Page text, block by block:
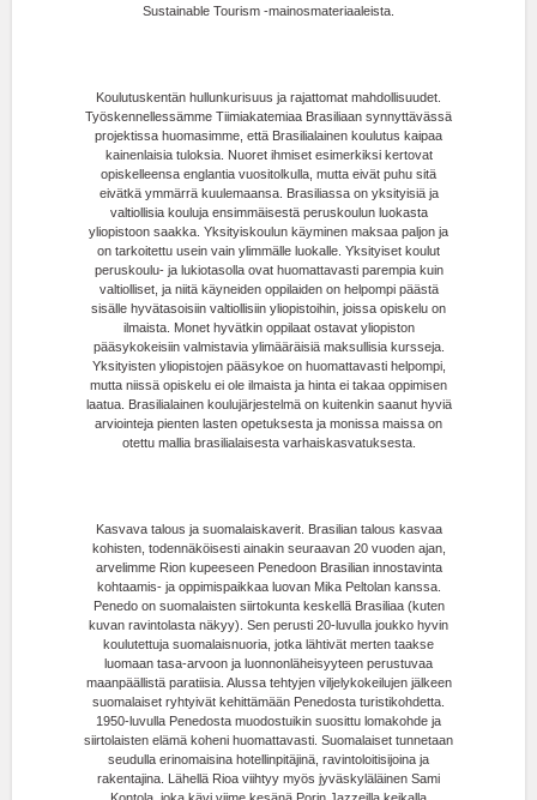
Sustainable Tourism -mainosmateriaaleista.
Koulutuskentän hullunkurisuus ja rajattomat mahdollisuudet.
Työskennellessämme Tiimiakatemiaa Brasiliaan synnyttävässä
projektissa huomasimme, että Brasilialainen koulutus kaipaa
kainenlaisia tuloksia. Nuoret ihmiset esimerkiksi kertovat
opiskelleensa englantia vuositolkulla, mutta eivät puhu sitä
eivätkä ymmärrä kuulemaansa. Brasiliassa on yksityisiä ja
valtiollisia kouluja ensimmäisestä peruskoulun luokasta
yliopistoon saakka. Yksityiskoulun käyminen maksaa paljon ja
on tarkoitettu usein vain ylimmälle luokalle. Yksityiset koulut
peruskoulu- ja lukiotasolla ovat huomattavasti parempia kuin
valtiolliset, ja niitä käyneiden oppilaiden on helpompi päästä
sisälle hyvätasoisiin valtiollisiin yliopistoihin, joissa opiskelu on
ilmaista. Monet hyvätkin oppilaat ostavat yliopiston
pääsykokeisiin valmistavia ylimääräisiä maksullisia kursseja.
Yksityisten yliopistojen pääsykoe on huomattavasti helpompi,
mutta niissä opiskelu ei ole ilmaista ja hinta ei takaa oppimisen
laatua. Brasilialainen koulujärjestelmä on kuitenkin saanut hyviä
arviointeja pienten lasten opetuksesta ja monissa maissa on
otettu mallia brasilialaisesta varhaiskasvatuksesta.
Kasvava talous ja suomalaiskaverit. Brasilian talous kasvaa
kohisten, todennäköisesti ainakin seuraavan 20 vuoden ajan,
arvelimme Rion kupeeseen Penedoon Brasilian innostavinta
kohtaamis- ja oppimispaikkaa luovan Mika Peltolan kanssa.
Penedo on suomalaisten siirtokunta keskellä Brasiliaa (kuten
kuvan ravintolasta näkyy). Sen perusti 20-luvulla joukko hyvin
koulutettuja suomalaisnuoria, jotka lähtivät merten taakse
luomaan tasa-arvoon ja luonnonläheisyyteen perustuvaa
maanpäällistä paratiisia. Alussa tehtyjen viljelykokeilujen jälkeen
suomalaiset ryhtyivät kehittämään Penedosta turistikohdetta.
1950-luvulla Penedosta muodostuikin suosittu lomakohde ja
siirtolaisten elämä koheni huomattavasti. Suomalaiset tunnetaan
seudulla erinomaisina hotellinpitäjinä, ravintoloitisijoina ja
rakentajina. Lähellä Rioa viihtyy myös jyväskyläläinen Sami